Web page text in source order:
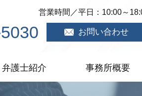
営業時間／平日：10:00～
お問い合わせ
弁護士紹介 事務所概要